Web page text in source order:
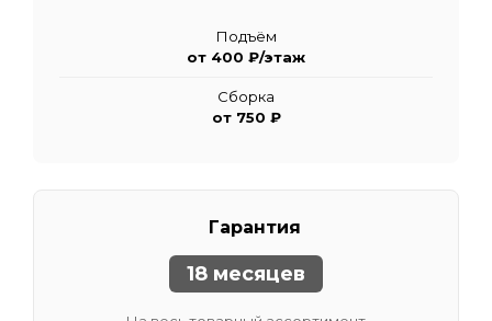
Подъём
от 400 ₽/этаж
Сборка
от 750 ₽
Гарантия
18 месяцев